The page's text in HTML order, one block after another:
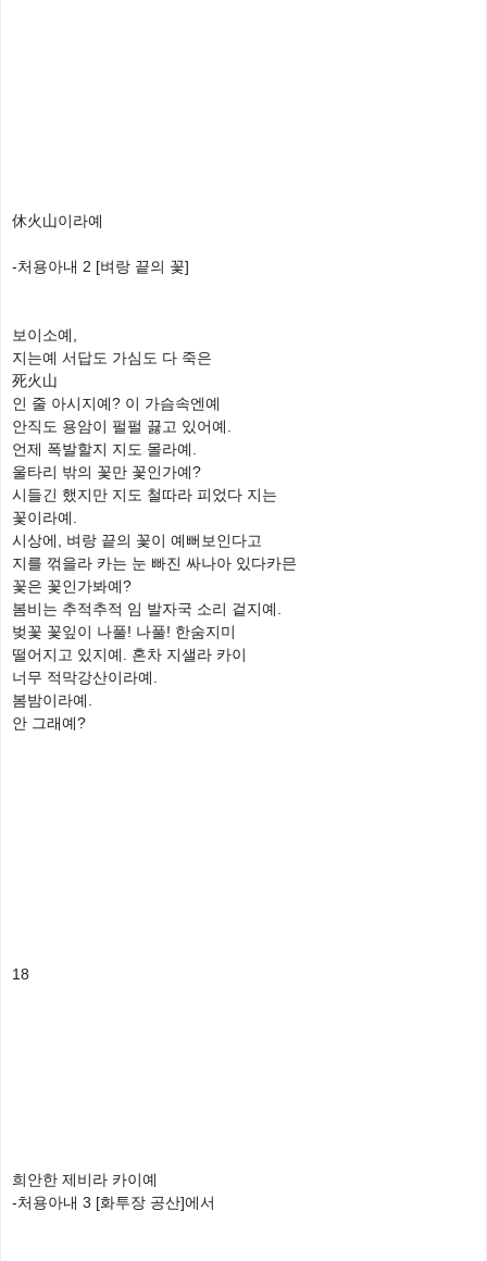
休火山이라예
-처용아내 2 [벼랑 끝의 꽃]
보이소예,
지는예 서답도 가심도 다 죽은
死火山
인 줄 아시지예? 이 가슴속엔예
안직도 용암이 펄펄 끓고 있어예.
언제 폭발할지 지도 몰라예.
울타리 밖의 꽃만 꽃인가예?
시들긴 했지만 지도 철따라 피었다 지는
꽃이라예.
시상에, 벼랑 끝의 꽃이 예뻐보인다고
지를 꺾을라 카는 눈 빠진 싸나아 있다카믄
꽃은 꽃인가봐예?
봄비는 추적추적 임 발자국 소리 겉지예.
벚꽃 꽃잎이 나풀! 나풀! 한숨지미
떨어지고 있지예. 혼차 지샐라 카이
너무 적막강산이라예.
봄밤이라예.
안 그래예?
18
희안한 제비라 카이예
-처용아내 3 [화투장 공산]에서